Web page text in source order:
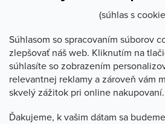
(súhlas s
Súhlasom so spracovaním súborov
zlepšovať náš web. Kliknutím na
súhlasíte so zobrazením
relevantnej reklamy a zároveň vám
skvelý zážitok pri online nakupovaní.
Ďakujeme, k vašim dátam sa
O Stevula